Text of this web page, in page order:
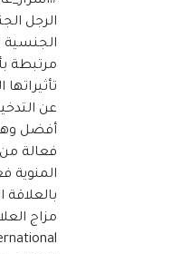
الرجل
الجنسية
مرتبطة
عن
فعالة من